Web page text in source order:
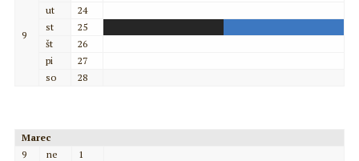
9
ut
24
st
25
št
26
pi
27
so
28
Marec
9
ne 1